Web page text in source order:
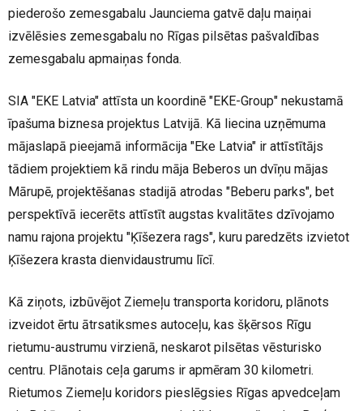
piederošo zemesgabalu Jaunciema gatvē daļu maiņai
izvēlēsies zemesgabalu no Rīgas pilsētas pašvaldības
zemesgabalu apmaiņas fonda.
SIA "EKE Latvia" attīsta un koordinē "EKE-Group" nekustamā
īpašuma biznesa projektus Latvijā. Kā liecina uzņēmuma
mājaslapā pieejamā informācija "Eke Latvia" ir attīstītājs
tādiem projektiem kā rindu māja Beberos un dvīņu mājas
Mārupē, projektēšanas stadijā atrodas "Beberu parks", bet
perspektīvā iecerēts attīstīt augstas kvalitātes dzīvojamo
namu rajona projektu "Ķīšezera rags", kuru paredzēts izvietot
Ķīšezera krasta dienvidaustrumu līcī.
Kā ziņots, izbūvējot Ziemeļu transporta koridoru, plānots
izveidot ērtu ātrsatiksmes autoceļu, kas šķērsos Rīgu
rietumu-austrumu virzienā, neskarot pilsētas vēsturisko
centru. Plānotais ceļa garums ir apmēram 30 kilometri.
Rietumos Ziemeļu koridors pieslēgsies Rīgas apvedceļam